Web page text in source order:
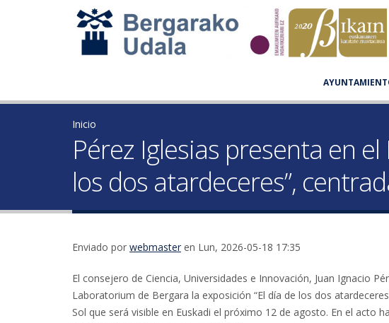
Inicio
Pérez Iglesias presenta en
los dos atardeceres”,
Enviado por webmaster en Lun, 2026-05-18 17:35
El consejero de Ciencia, Universidades e Innovación, Juan Ignacio
Laboratorium de Bergara la exposición “El día de los dos
Sol que será visible en Euskadi el próximo 12 de agosto. En el acto